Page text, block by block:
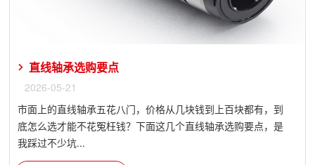
直线轴承选购要点
2026-05-21
市面上的直线轴承五花八门，价格从几块钱到上百块都有，到
底怎么选才能不花冤枉钱？下面这几个直线轴承选购要点，是
我踩过不少坑...